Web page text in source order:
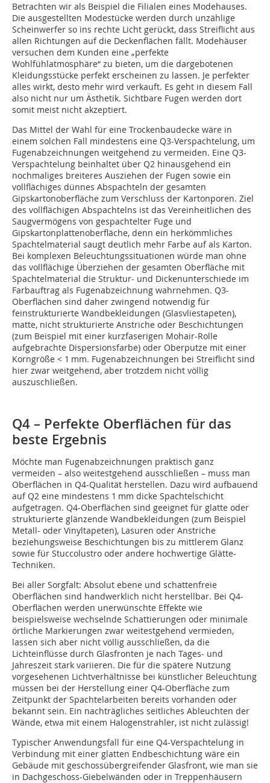
Betrachten wir als Beispiel die Filialen eines Modehauses.
Die ausgestellten Modestücke werden durch unzählige
Scheinwerfer so ins rechte Licht gerückt, dass Streiflicht aus
allen Richtungen auf die Deckenflächen fällt. Modehäuser
versuchen dem Kunden eine „perfekte
Wohlfühlatmosphäre“ zu bieten, um die dargebotenen
Kleidungsstücke perfekt erscheinen zu lassen. Je perfekter
alles wirkt, desto mehr wird verkauft. Es geht in diesem Fall
also nicht nur um Ästhetik. Sichtbare Fugen werden dort
somit meist nicht akzeptiert.
Das Mittel der Wahl für eine Trockenbaudecke wäre in
einem solchen Fall mindestens eine Q3-Verspachtelung, um
Fugenabzeichnungen weitgehend zu vermeiden. Eine Q3-
Verspachtelung beinhaltet über Q2 hinausgehend ein
nochmaliges breiteres Ausziehen der Fugen sowie ein
vollflächiges dünnes Abspachteln der gesamten
Gipskartonoberfläche zum Verschluss der Kartonporen. Ziel
des vollflächigen Abspachtelns ist das Vereinheitlichen des
Saugvermögens von gespachtelter Fuge und
Gipskartonplattenoberfläche, denn ein herkömmliches
Spachtelmaterial saugt deutlich mehr Farbe auf als Karton.
Bei komplexen Beleuchtungssituationen würde man ohne
das vollflächige Überziehen der gesamten Oberfläche mit
Spachtelmaterial die Struktur- und Dickenunterschiede im
Farbauftrag als Fugenabzeichnung wahrnehmen. Q3-
Oberflächen sind daher zwingend notwendig für
feinstrukturierte Wandbekleidungen (Glasvliestapeten),
matte, nicht strukturierte Anstriche oder Beschichtungen
(zum Beispiel mit einer kurzfaserigen Mohair-Rolle
aufgebrachte Dispersionsfarbe) oder Oberputze mit einer
Korngröße < 1 mm. Fugenabzeichnungen bei Streiflicht sind
hier zwar weitgehend, aber trotzdem nicht völlig
auszuschließen.
Q4 – Perfekte Oberflächen für das
beste Ergebnis
Möchte man Fugenabzeichnungen praktisch ganz
vermeiden – also weitestgehend ausschließen – muss man
Oberflächen in Q4-Qualität herstellen. Dazu wird aufbauend
auf Q2 eine mindestens 1 mm dicke Spachtelschicht
aufgetragen. Q4-Oberflächen sind geeignet für glatte oder
strukturierte glänzende Wandbekleidungen (zum Beispiel
Metall- oder Vinyltapeten), Lasuren oder Anstriche
beziehungsweise Beschichtungen bis zu mittlerem Glanz
sowie für Stuccolustro oder andere hochwertige Glätte-
Techniken.
Bei aller Sorgfalt: Absolut ebene und schattenfreie
Oberflächen sind handwerklich nicht herstellbar. Bei Q4-
Oberflächen werden unerwünschte Effekte wie
beispielsweise wechselnde Schattierungen oder minimale
örtliche Markierungen zwar weitestgehend vermieden,
lassen sich aber nicht völlig ausschließen, da die
Lichteinflüsse durch Glasfronten je nach Tages- und
Jahreszeit stark variieren. Die für die spätere Nutzung
vorgesehenen Lichtverhältnisse bei künstlicher Beleuchtung
müssen bei der Herstellung einer Q4-Oberfläche zum
Zeitpunkt der Spachtelarbeiten bereits vorhanden oder
bekannt sein. Ein nachträgliches seitliches Ableuchten der
Wände, etwa mit einem Halogenstrahler, ist nicht zulässig!
Typischer Anwendungsfall für eine Q4-Verspachtelung in
Verbindung mit einer glatten Endbeschichtung wäre ein
Gebäude mit geschossübergreifender Glasfront, wie man sie
in Dachgeschoss-Giebelwänden oder in Treppenhäusern